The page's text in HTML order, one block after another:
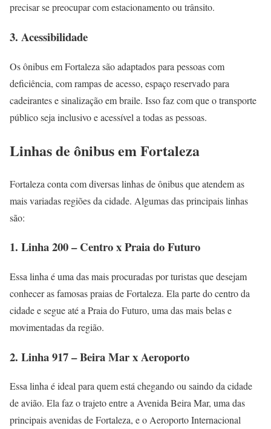
precisar se preocupar com estacionamento ou trânsito.
3. Acessibilidade
Os ônibus em Fortaleza são adaptados para pessoas com
deficiência, com rampas de acesso, espaço reservado para
cadeirantes e sinalização em braile. Isso faz com que o transporte
público seja inclusivo e acessível a todas as pessoas.
Linhas de ônibus em Fortaleza
Fortaleza conta com diversas linhas de ônibus que atendem as
mais variadas regiões da cidade. Algumas das principais linhas
são:
1. Linha 200 – Centro x Praia do Futuro
Essa linha é uma das mais procuradas por turistas que desejam
conhecer as famosas praias de Fortaleza. Ela parte do centro da
cidade e segue até a Praia do Futuro, uma das mais belas e
movimentadas da região.
2. Linha 917 – Beira Mar x Aeroporto
Essa linha é ideal para quem está chegando ou saindo da cidade
de avião. Ela faz o trajeto entre a Avenida Beira Mar, uma das
principais avenidas de Fortaleza, e o Aeroporto Internacional